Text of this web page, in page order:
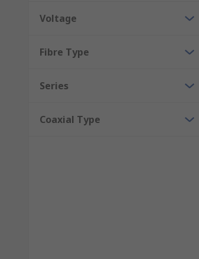
特點：有屏蔽設計，抗干擾性更
頻寬：2000 MHz
用途：專為數據中心設計，適合
特點：具備極強的抗干擾和屏蔽
不同規格網路線的速
Cat-5：提供高達100 Mbps的速
Cat-5e：提供高達1 Gbps的速度
Cat-6：提供更高速度，高達10
Cat-6e：也提供高達10 Gbps的速
Voltage
Fibre Type
Series
Coaxial Type